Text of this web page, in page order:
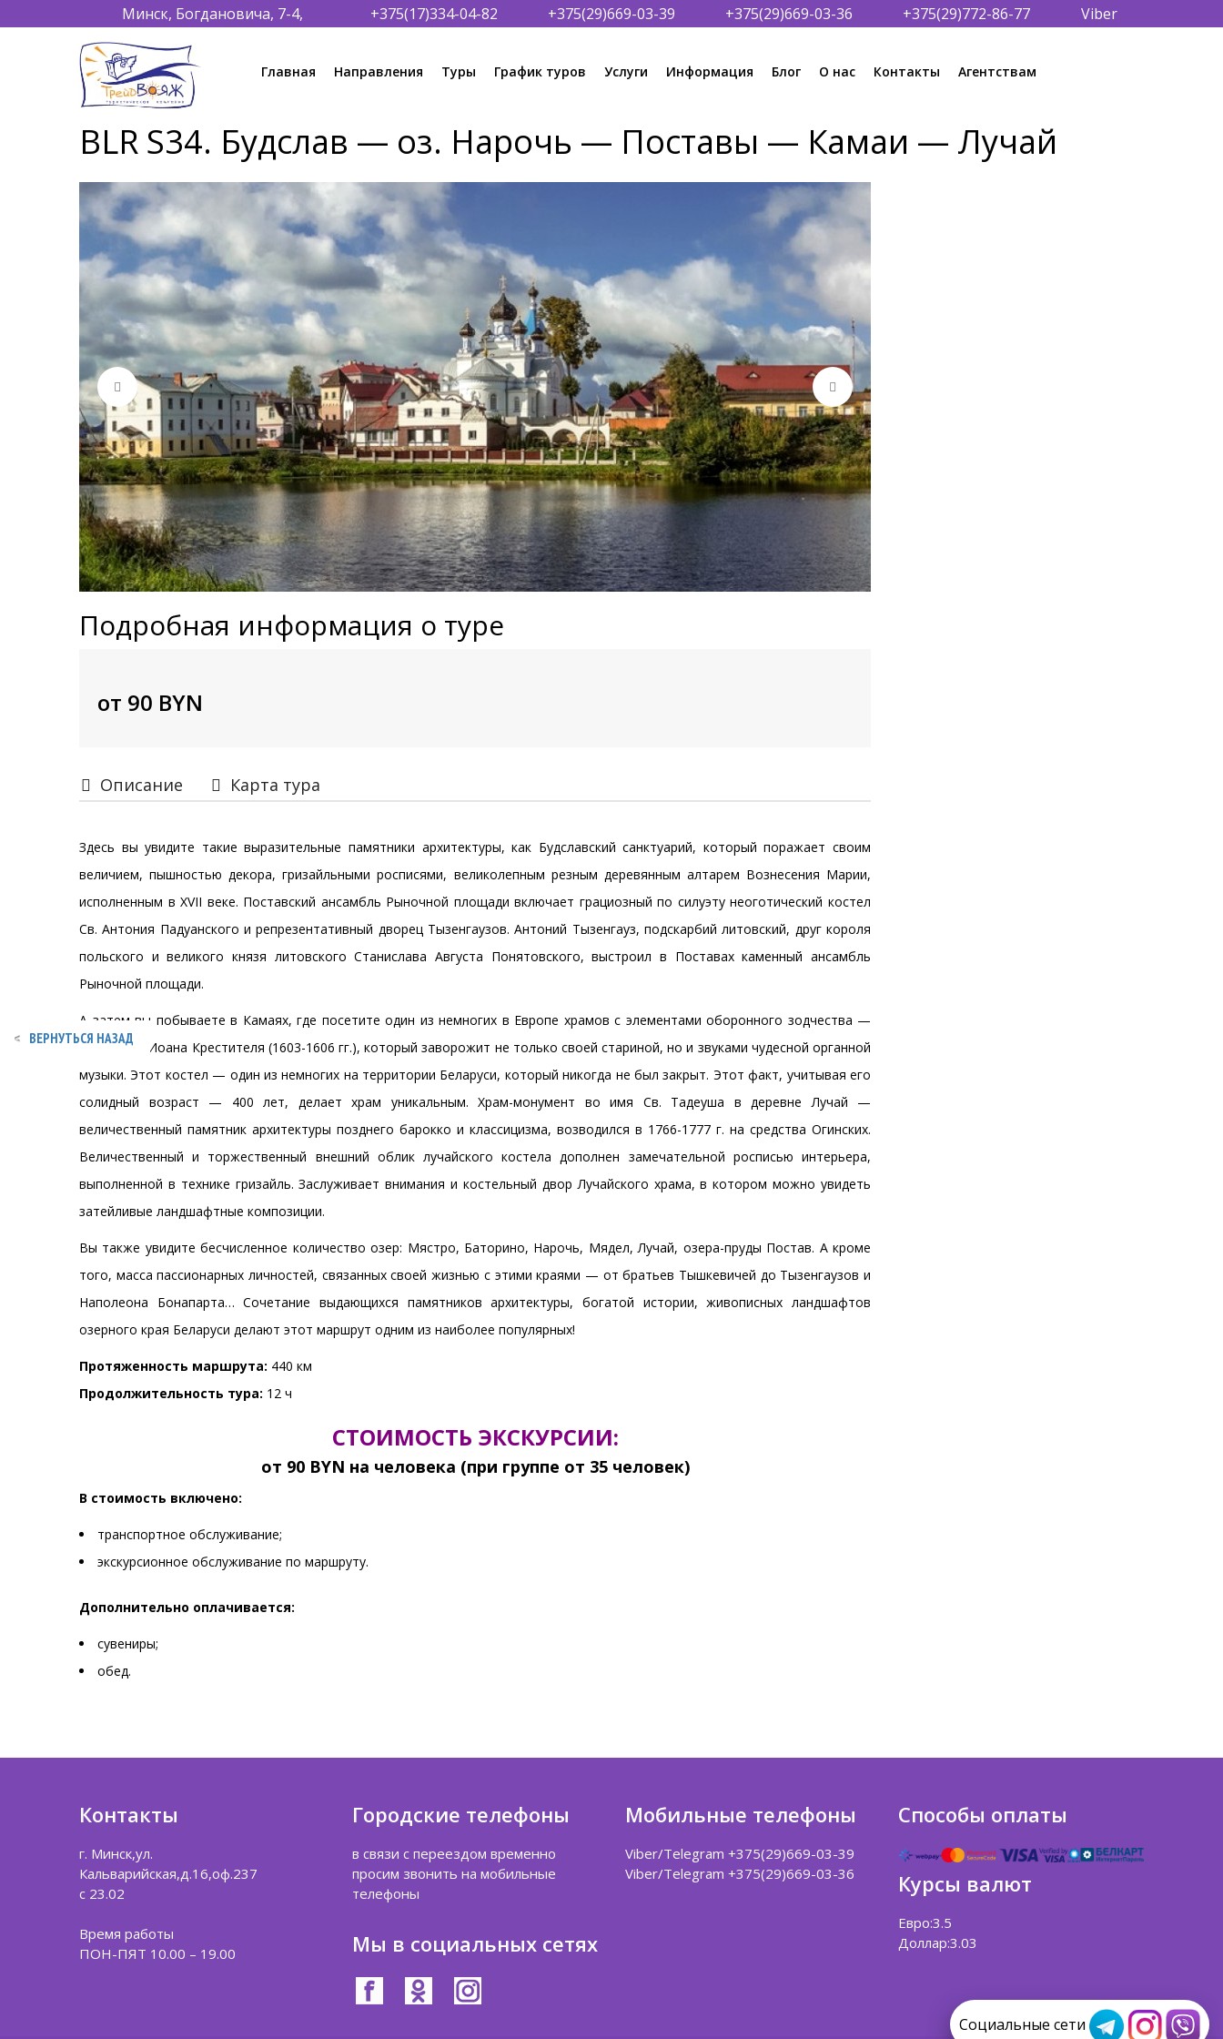
Минск, Богдановича, 7-4, +375(17)334-04-82 +375(29)669-03-39 +375(29)669-03-36 +375(29)772-86-77 Viber
Главная Направления Туры График туров Услуги Информация Блог О нас Контакты Агентствам
BLR S34. Будслав — оз. Нарочь — Поставы — Камаи — Лучай
Подробная информация о туре
от 90 BYN
Описание Карта тура
Здесь вы увидите такие выразительные памятники архитектуры, как Будславский санктуарий, который поражает своим
величием, пышностью декора, гризайльными росписями, великолепным резным деревянным алтарем Вознесения Марии,
исполненным в ХVІІ веке. Поставский ансамбль Рыночной площади включает грациозный по силуэту неоготический костел
Св. Антония Падуанского и репрезентативный дворец Тызенгаузов. Антоний Тызенгауз, подскарбий литовский, друг короля
польского и великого князя литовского Станислава Августа Понятовского, выстроил в Поставах каменный ансамбль
Рыночной площади.
А затем вы побываете в Камаях, где посетите один из немногих в Европе храмов с элементами оборонного зодчества —
костел Св. Иоана Крестителя (1603-1606 гг.), который заворожит не только своей стариной, но и звуками чудесной органной
музыки. Этот костел — один из немногих на территории Беларуси, который никогда не был закрыт. Этот факт, учитывая его
солидный возраст — 400 лет, делает храм уникальным. Храм-монумент во имя Св. Тадеуша в деревне Лучай —
величественный памятник архитектуры позднего барокко и классицизма, возводился в 1766-1777 г. на средства Огинских.
Величественный и торжественный внешний облик лучайского костела дополнен замечательной росписью интерьера,
выполненной в технике гризайль. Заслуживает внимания и костельный двор Лучайского храма, в котором можно увидеть
затейливые ландшафтные композиции.
Вы также увидите бесчисленное количество озер: Мястро, Баторино, Нарочь, Мядел, Лучай, озера-пруды Постав. А кроме
того, масса пассионарных личностей, связанных своей жизнью с этими краями — от братьев Тышкевичей до Тызенгаузов и
Наполеона Бонапарта… Сочетание выдающихся памятников архитектуры, богатой истории, живописных ландшафтов
озерного края Беларуси делают этот маршрут одним из наиболее популярных!
Протяженность маршрута: 440 км
Продолжительность тура: 12 ч
СТОИМОСТЬ ЭКСКУРСИИ:
от 90 BYN на человека (при группе от 35 человек)
В стоимость включено:
транспортное обслуживание;
экскурсионное обслуживание по маршруту.
Дополнительно оплачивается:
сувениры;
обед.
Социальные сети
Контакты
г. Минск,ул.
Кальварийская,д.16,оф.237
с 23.02
Время работы
ПОН-ПЯТ 10.00 – 19.00
Городские телефоны
в связи с переездом временно
просим звонить на мобильные
телефоны
Мы в социальных сетях
Мобильные телефоны
Viber/Telegram +375(29)669-03-39
Viber/Telegram +375(29)669-03-36
Способы оплаты
Курсы валют
Евро:3.5
Доллар:3.03
ВЕРНУТЬСЯ НАЗАД